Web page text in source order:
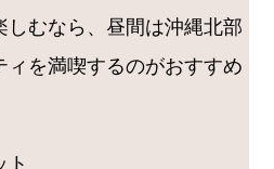
しむなら、昼間は沖縄北部
ィを満喫するのがおすすめ
ト